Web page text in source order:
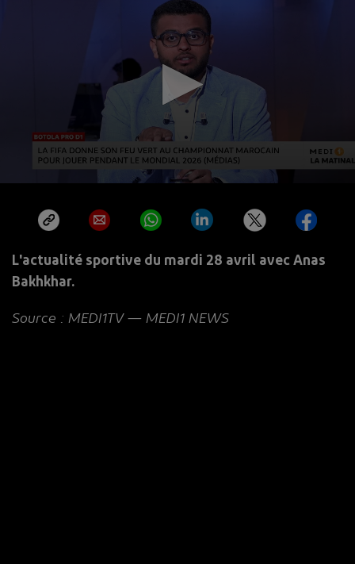
L'actualité sportive du mardi 28 avril avec Anas
Bakhkhar.
Source : MEDI1TV — MEDI1 NEWS